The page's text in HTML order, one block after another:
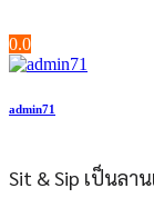
0.0
admin71
Sit & Sip เป็นลา